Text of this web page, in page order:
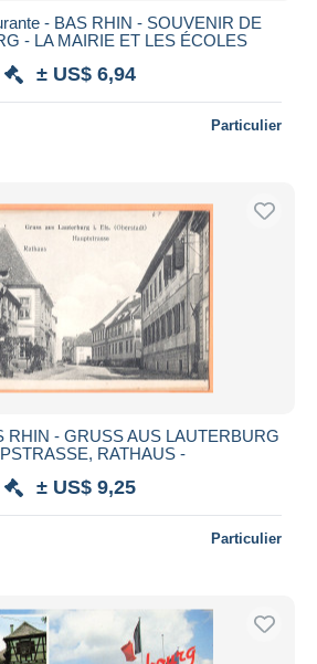
- BAS RHIN - SOUVENIR DE
- LA MAIRIE ET LES ÉCOLES
± US$ 6,94
Particulier
RHIN - GRUSS AUS LAUTERBURG
RATHAUS -
± US$ 9,25
Particulier